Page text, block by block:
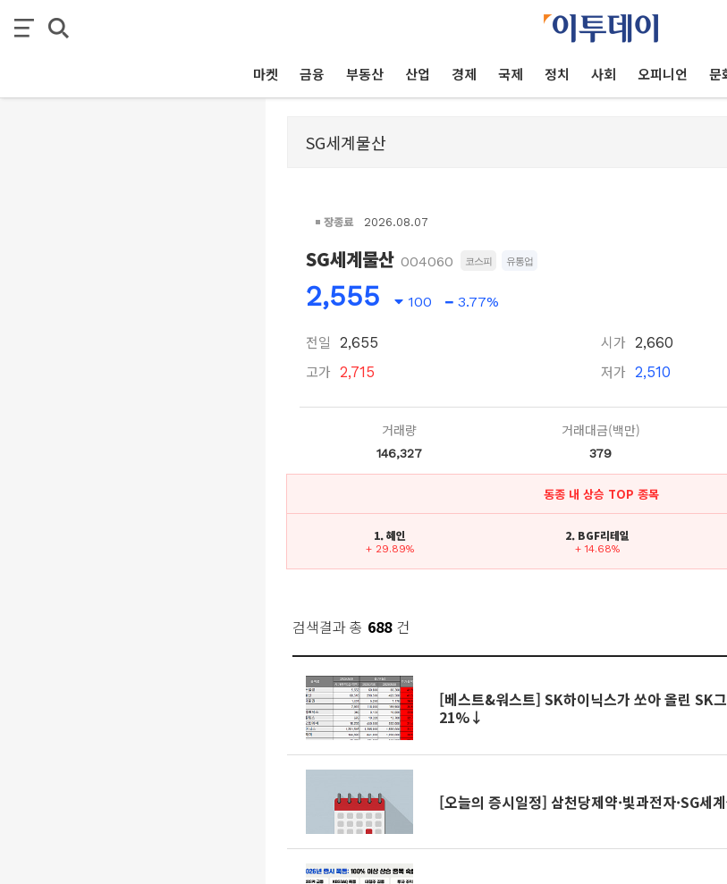
마켓 금융 부동산 산업 경제 국제 정치 사회 오피니언 문
장종료 2026.08.07
SG세계물산 004060 코스피 유통업
2,555 100 3.77%
전일 2,655
고가 2,715
시가 2,660
저가 2,510
거래량
146,327
거래대금(백만)
379
동종 내 상승 TOP 종목
1. 혜인
+ 29.89%
2. BGF리테일
+ 14.68%
검색결과 총 688 건
[베스트&워스트] SK하이닉스가 쏘아 올린 SK
21%↓
[오늘의 증시일정] 삼천당제약·빛과전자·SG세